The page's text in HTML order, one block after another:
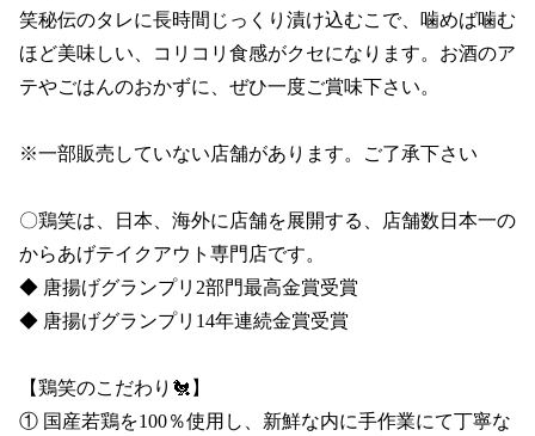
笑秘伝のタレに長時間じっくり漬け込むこで、噛めば噛む
ほど美味しい、コリコリ食感がクセになります。お酒のア
テやごはんのおかずに、ぜひ一度ご賞味下さい。
※一部販売していない店舗があります。ご了承下さい
〇鶏笑は、日本、海外に店舗を展開する、店舗数日本一の
からあげテイクアウト専門店です。
◆ 唐揚げグランプリ2部門最高金賞受賞
◆ 唐揚げグランプリ14年連続金賞受賞
【鶏笑のこだわり🐔】
① 国産若鶏を100％使用し、新鮮な内に手作業にて丁寧な